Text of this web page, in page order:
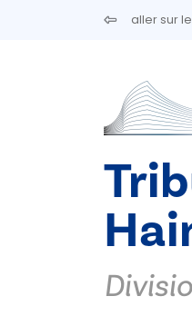
Aller au contenu principal
aller sur